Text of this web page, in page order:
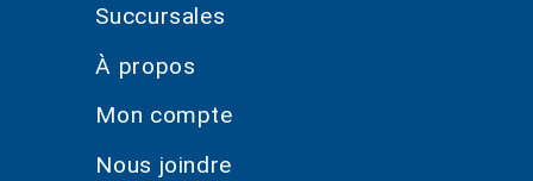
Succursales
À propos
Mon compte
Nous joindre